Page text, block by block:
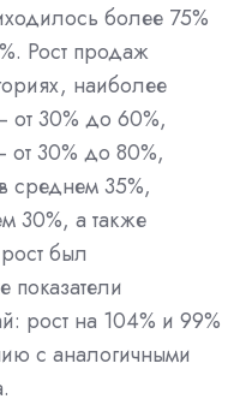
более 75%
Рост продаж
наиболее
от 30% до 60%,
от 30% до 80%,
среднем 35%,
30%, а также
был
рост на 104% и 99%
с аналогичными